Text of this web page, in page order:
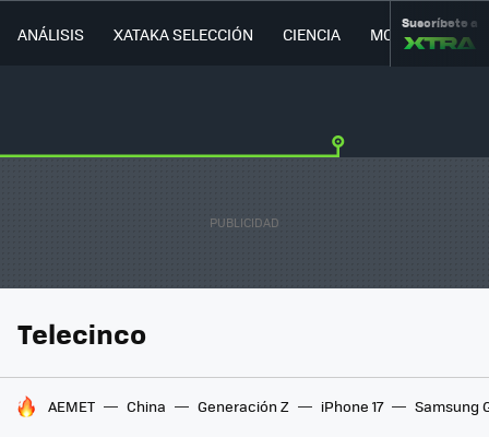
ANÁLISIS XATAKA SELECCIÓN CIENCIA MOVILIDAD
Suscríbete a
Telecinco
HOY SE HABLA DE
AEMET China Generación Z iPhone 17 Samsung